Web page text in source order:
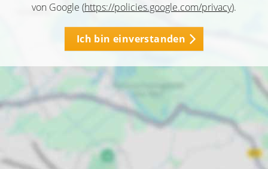
von Google (https://policies.google.com/privacy).
Ich bin einverstanden